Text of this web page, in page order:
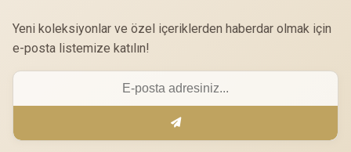
Yeni koleksiyonlar ve özel içeriklerden haberdar olmak için
e-posta listemize katılın!